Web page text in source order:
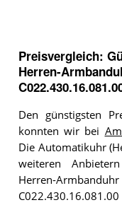
Preisvergleich:
Herren-
Den günstigsten
konnten wir bei
Die Automatikuhr
weiteren
Herren-